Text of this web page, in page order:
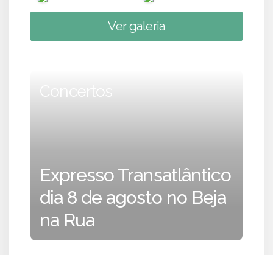
Ver galeria
Concertos
Expresso Transatlântico
dia 8 de agosto no Beja
na Rua